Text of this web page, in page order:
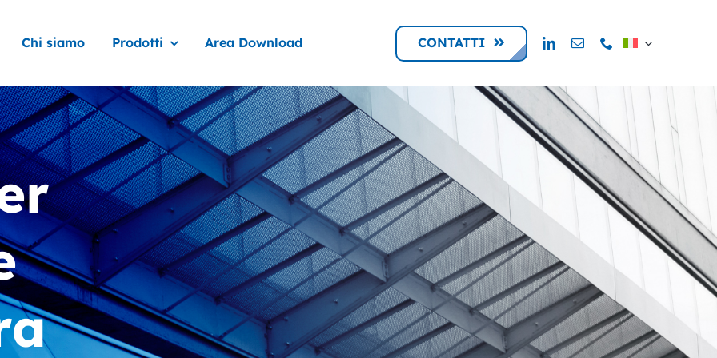
Chi siamo Prodotti Area Download CONTATTI